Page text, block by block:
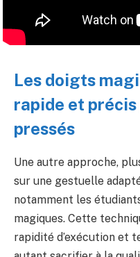
Les doigts
rapide et
pressés
Une autre approche,
sur une gestuelle
notamment les
magiques. Cette
rapidité d’exécution et